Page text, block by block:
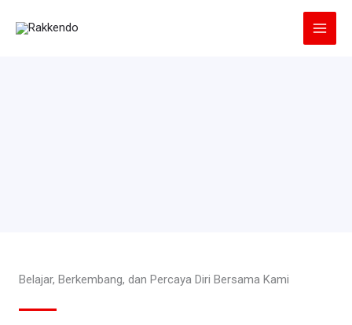
Belajar, Berkembang, dan Percaya Diri Bersama Kami